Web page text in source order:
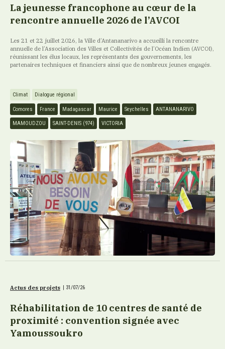
La jeunesse francophone au cœur de la
rencontre annuelle 2026 de l’AVCOI
Les 21 et 22 juillet 2026, la Ville d’Antananarivo a accueilli la rencontre
annuelle de l’Association des Villes et Collectivités de l’Océan Indien (AVCOI),
réunissant les élus locaux, les représentants des gouvernements, les
partenaires techniques et financiers ainsi que de nombreux jeunes engagés.
Climat Dialogue régional
Comores France Madagascar Maurice Seychelles ANTANANARIVO
MAMOUDZOU SAINT-DENIS (974) VICTORIA
Actus des projets | 31/07/26
Réhabilitation de 10 centres de santé de
proximité : convention signée avec
Yamoussoukro